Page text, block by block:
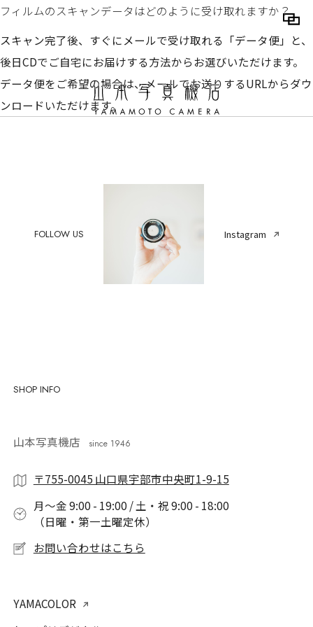
フィルムのスキャンデータはどのように受け取れますか？
スキャン完了後、すぐにメールで受け取れる「データ便」と、
後日CDでご自宅にお届けする方法からお選びいただけます。
データ便をご希望の場合は、メールでお送りするURLからダウ
ンロードいただけます。
SHOP INFO
山本写真機店 since 1946
〒755-0045 山口県宇部市中央町1-9-15
月〜金 9:00 - 19:00 / 土・祝 9:00 - 18:00
（日曜・第一土曜定休）
お問い合わせはこちら
YAMACOLOR
FOLLOW US Instagram